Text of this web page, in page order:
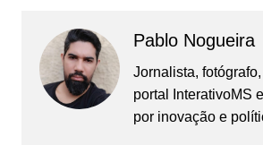
Pablo Nogueira
Jornalista,
portal InterativoMS
por inovação e